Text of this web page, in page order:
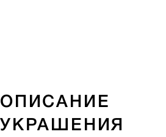
ОПИСАНИЕ
УКРАШЕНИЯ